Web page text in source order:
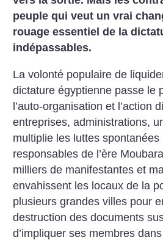
peuple qui veut un vrai
rouage essentiel de la
indépassables.
La volonté populaire de
dictature égyptienne passe le
l’auto-organisation et l’action
entreprises, administrations,
multiplie les luttes
responsables de l’ère
milliers de manifestantes et
envahissent les locaux de la
plusieurs grandes villes pour
destruction des documents
d’impliquer ses membres